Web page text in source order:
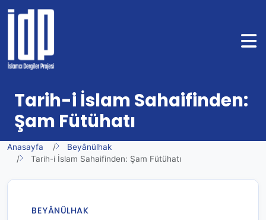
Tarih-i İslam Sahaifinden:
Şam Fütühatı
Anasayfa
Beyânülhak
Tarih-i İslam Sahaifinden: Şam Fütühatı
BEYÂNÜLHAK